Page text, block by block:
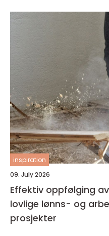
inspiration
09. July 2026
Effektiv oppfølging
lovlige lønns- og
prosjekter